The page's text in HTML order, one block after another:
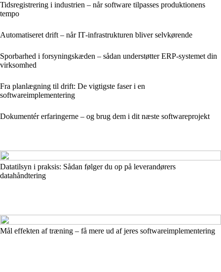
Tidsregistrering i industrien – når software tilpasses produktionens
tempo
Automatiseret drift – når IT‑infrastrukturen bliver selvkørende
Sporbarhed i forsyningskæden – sådan understøtter ERP-systemet din
virksomhed
Fra planlægning til drift: De vigtigste faser i en
softwareimplementering
Dokumentér erfaringerne – og brug dem i dit næste softwareprojekt
Datatilsyn i praksis: Sådan følger du op på leverandørers
datahåndtering
Mål effekten af træning – få mere ud af jeres softwareimplementering